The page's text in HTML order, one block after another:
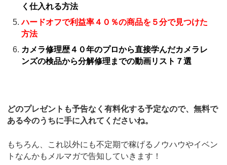
く仕入れる方法
ハードオフで利益率４０％の商品を５分で見つけた
方法
カメラ修理歴４０年のプロから直接学んだカメラレ
ンズの検品から分解修理までの動画リスト７選
どのプレゼントも予告なく有料化する予定なので、無料で
ある今のうちに手に入れてくださいね。
もちろん、これ以外にも不定期で稼げるノウハウやイベン
トなんかもメルマガで告知していきます！